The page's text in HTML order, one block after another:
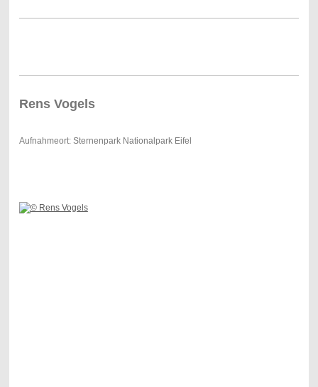
Rens Vogels
Aufnahmeort: Sternenpark Nationalpark Eifel